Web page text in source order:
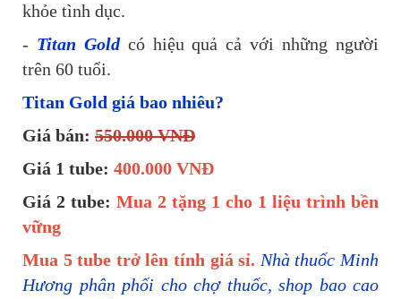
khỏe tình dục.
- Titan Goldcó hiệu quả cả với những người
trên 60 tuổi.
Titan Gold giá bao nhiêu?
Giá bán: 550.000 VNĐ
Giá 1 tube: 400.000 VNĐ
Giá 2 tube: Mua 2 tặng 1 cho 1 liệu trình bền
vững
Mua 5 tube trở lên tính giá sỉ. Nhà thuốc Minh
Hương phân phối cho chợ thuốc, shop bao cao